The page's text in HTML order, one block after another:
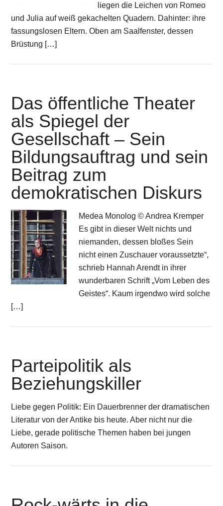
liegen die Leichen von Romeo
und Julia auf weiß gekachelten Quadern. Dahinter: ihre
fassungslosen Eltern. Oben am Saalfenster, dessen
Brüstung […]
Das öffentliche Theater
als Spiegel der
Gesellschaft – Sein
Bildungsauftrag und sein
Beitrag zum
demokratischen Diskurs
Medea Monolog © Andrea Kremper
Es gibt in dieser Welt nichts und
niemanden, dessen bloßes Sein
nicht einen Zuschauer voraussetzte“,
schrieb Hannah Arendt in ihrer
wunderbaren Schrift „Vom Leben des
Geistes“. Kaum irgendwo wird solche
[…]
Parteipolitik als
Beziehungskiller
Liebe gegen Politik: Ein Dauerbrenner der dramatischen
Literatur von der Antike bis heute. Aber nicht nur die
Liebe, gerade politische Themen haben bei jungen
Autoren Saison.